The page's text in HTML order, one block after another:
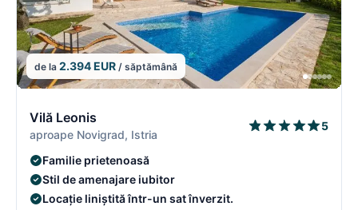
de la 2.394 EUR / săptămână
Vilă Leonis
aproape Novigrad, Istria
5
Familie prietenoasă
Stil de amenajare iubitor
Locație liniștită într-un sat înverzit.